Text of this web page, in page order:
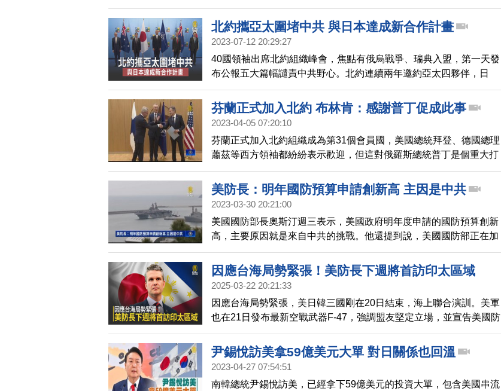
另有消息稱，伊朗恐在下週對美國和以色列發動報復襲擊。
北約攜亞太圍堵中共 與日本達成新合作計畫
2023-07-12 20:29:27
40國領袖出席北約組織峰會，焦點有俄烏戰爭、瑞典入盟，第一天發
布公報五大篇幅譴責中共野心。北約連續兩年邀約亞太四夥伴，日
本、南韓、澳洲、紐西蘭出席。北約之前推出夥伴合作計畫升級，與
日本發表新合作計畫，提升在防衛領域的互通性。
芬蘭正式加入北約 布林肯：感謝普丁促成此事
2023-04-05 07:20:10
芬蘭正式加入北約組織成為第31個會員國，美國總統拜登、德國總理
蕭茲等西方領袖都紛紛表示歡迎，但這對俄羅斯總統普丁是個重大打
擊，揚言將採取反制措施。
美防長：明年國防預算申請創新高 主因是中共
2023-03-30 20:21:00
美國國防部長奧斯汀週三表示，美國政府明年度申請的國防預算創新
高，主要原因就是來自中共的挑戰。他還提到說，美國國防部正在加
速解決延宕的對台軍售，不過他也預測，中共在短期內應該不會進犯
台灣。
因應台海局勢緊張！美防長下週將首訪印太區域
2025-03-22 20:21:33
因應台海局勢緊張，美日韓三國剛在20日結束，海上聯合演訓。美軍
也在21日發布最新空戰武器F-47，強調盟友堅定立場，並宣告美國防
長赫格塞斯（Pete Hegseth），上任後將首度出訪印太地區。而台灣
軍方表示，共機共艦持續擾台，針對共軍實施嚴密監控應處。
尹錫悅訪美拿59億美元大單 對日關係也回溫
2023-04-27 07:54:51
南韓總統尹錫悅訪美，已經拿下59億美元的投資大單，包含美國串流